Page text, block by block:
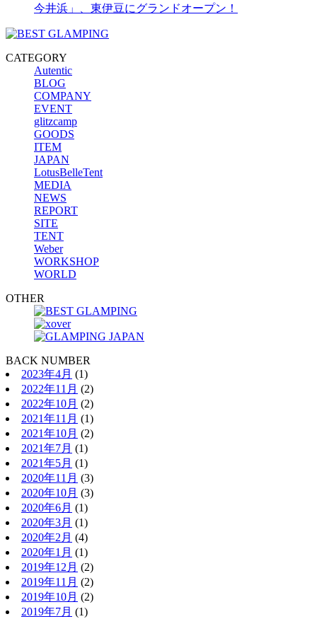
今井浜」、東伊豆にグランドオープン！
CATEGORY
Autentic
BLOG
COMPANY
EVENT
glitzcamp
GOODS
ITEM
JAPAN
LotusBelleTent
MEDIA
NEWS
REPORT
SITE
TENT
Weber
WORKSHOP
WORLD
OTHER
BACK NUMBER
2023年4月 (1)
2022年11月 (2)
2022年10月 (2)
2021年11月 (1)
2021年10月 (2)
2021年7月 (1)
2021年5月 (1)
2020年11月 (3)
2020年10月 (3)
2020年6月 (1)
2020年3月 (1)
2020年2月 (4)
2020年1月 (1)
2019年12月 (2)
2019年11月 (2)
2019年10月 (2)
2019年7月 (1)